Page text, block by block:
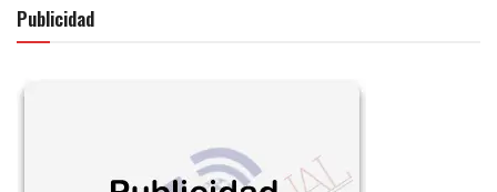
Publicidad